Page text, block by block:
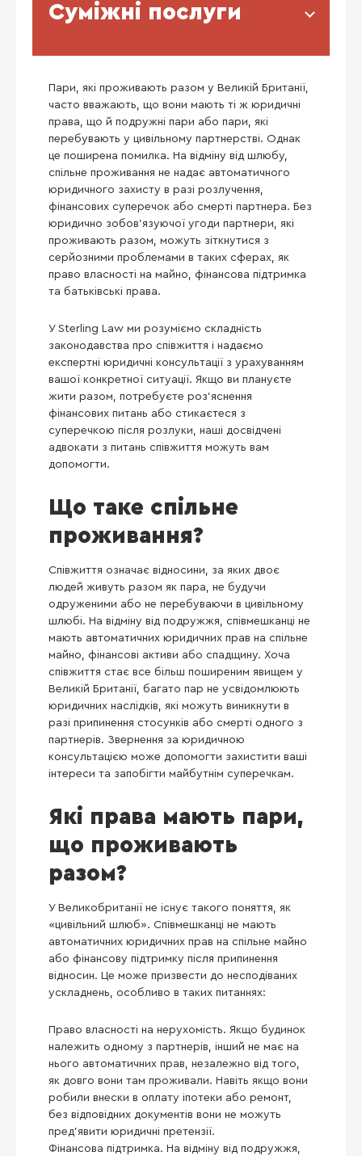
Суміжні послуги
Пари, які проживають разом у Великій Британії,
часто вважають, що вони мають ті ж юридичні
права, що й подружні пари або пари, які
перебувають у цивільному партнерстві. Однак
це поширена помилка. На відміну від шлюбу,
спільне проживання не надає автоматичного
юридичного захисту в разі розлучення,
фінансових суперечок або смерті партнера. Без
юридично зобов’язуючої угоди партнери, які
проживають разом, можуть зіткнутися з
серйозними проблемами в таких сферах, як
право власності на майно, фінансова підтримка
та батьківські права.
У Sterling Law ми розуміємо складність
законодавства про співжиття і надаємо
експертні юридичні консультації з урахуванням
вашої конкретної ситуації. Якщо ви плануєте
жити разом, потребуєте роз’яснення
фінансових питань або стикаєтеся з
суперечкою після розлуки, наші досвідчені
адвокати з питань співжиття можуть вам
допомогти.
Що таке спільне
проживання?
Співжиття означає відносини, за яких двоє
людей живуть разом як пара, не будучи
одруженими або не перебуваючи в цивільному
шлюбі. На відміну від подружжя, співмешканці не
мають автоматичних юридичних прав на спільне
майно, фінансові активи або спадщину. Хоча
співжиття стає все більш поширеним явищем у
Великій Британії, багато пар не усвідомлюють
юридичних наслідків, які можуть виникнути в
разі припинення стосунків або смерті одного з
партнерів. Звернення за юридичною
консультацією може допомогти захистити ваші
інтереси та запобігти майбутнім суперечкам.
Які права мають пари,
що проживають
разом?
У Великобританії не існує такого поняття, як
«цивільний шлюб». Співмешканці не мають
автоматичних юридичних прав на спільне майно
або фінансову підтримку після припинення
відносин. Це може призвести до несподіваних
ускладнень, особливо в таких питаннях:
Право власності на нерухомість. Якщо будинок
належить одному з партнерів, інший не має на
нього автоматичних прав, незалежно від того,
як довго вони там проживали. Навіть якщо вони
робили внески в оплату іпотеки або ремонт,
без відповідних документів вони не можуть
пред’явити юридичні претензії.
Фінансова підтримка. На відміну від подружжя,